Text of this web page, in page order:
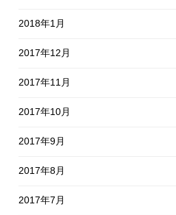
2018年1月
2017年12月
2017年11月
2017年10月
2017年9月
2017年8月
2017年7月